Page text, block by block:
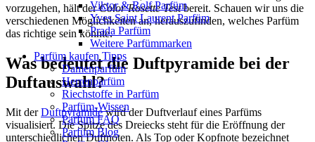
Viktor & Rolf Parfüm
Yves Saint Laurent Parfüm
Prada Parfüm
Weitere Parfümmarken
Parfüm kaufen Tipps
Damenparfüm
Herrenparfüm
Riechstoffe in Parfüm
Parfüm-Wissen
Parfum FAQ
Parfüm Blog
vorzugehen, hält derColor Rosette Testbereit. Schauen wir uns die
verschiedenen Möglichkeiten an, herauszufinden, welches Parfüm
das richtige sein könnte.
Was bedeutet die Duftpyramide bei der
Duftauswahl?
Mit derDuftpyramidewird der Duftverlauf eines Parfüms
visualisiert. Die Spitze des Dreiecks steht für die Eröffnung der
unterschiedlichen Duftnoten. Als Top oder Kopfnote bezeichnet